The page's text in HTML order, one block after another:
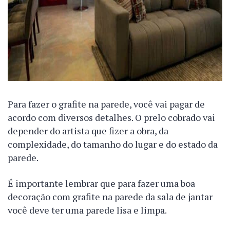
Para fazer o grafite na parede, você vai pagar de
acordo com diversos detalhes. O prelo cobrado vai
depender do artista que fizer a obra, da
complexidade, do tamanho do lugar e do estado da
parede.
É importante lembrar que para fazer uma boa
decoração com grafite na parede da sala de jantar
você deve ter uma parede lisa e limpa.